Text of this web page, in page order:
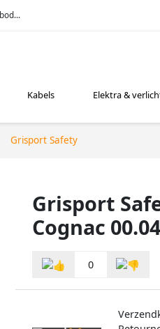
Kabels Elektra &
Grisport Safety
Grisport
Cognac
0